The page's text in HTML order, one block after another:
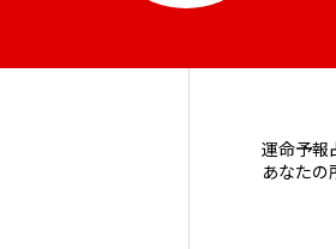
運命予報
あなたの